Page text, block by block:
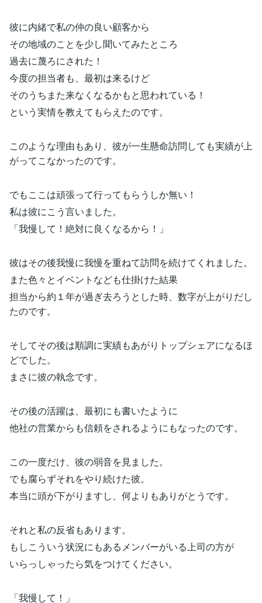
彼に内緒で私の仲の良い顧客から
その地域のことを少し聞いてみたところ
過去に蔑ろにされた！
今度の担当者も、最初は来るけど
そのうちまた来なくなるかもと思われている！
という実情を教えてもらえたのです。
このような理由もあり、彼が一生懸命訪問しても実績が上
がってこなかったのです。
でもここは頑張って行ってもらうしか無い！
私は彼にこう言いました。
「我慢して！絶対に良くなるから！」
彼はその後我慢に我慢を重ねて訪問を続けてくれました。
また色々とイベントなども仕掛けた結果
担当から約１年が過ぎ去ろうとした時、数字が上がりだし
たのです。
そしてその後は順調に実績もあがりトップシェアになるほ
どでした。
まさに彼の執念です。
その後の活躍は、最初にも書いたように
他社の営業からも信頼をされるようにもなったのです。
この一度だけ、彼の弱音を見ました。
でも腐らずそれをやり続けた彼。
本当に頭が下がりますし、何よりもありがとうです。
それと私の反省もあります。
もしこういう状況にもあるメンバーがいる上司の方が
いらっしゃったら気をつけてください。
「我慢して！」